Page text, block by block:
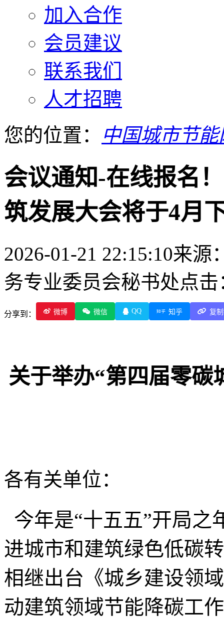
加入合作
会员建议
联系我们
人才招聘
您的位置：
中国城市节能
会议通知-在线报名
筑发展大会将于4月
2026-01-21 22:15:10来源
务专业委员会秘书处点击
分享到： 微博 微信 QQ 知乎 复
关于举办“第四届零碳
各有关单位：
今年是“十五五”开局之
进城市和建筑绿色低碳
相继出台《城乡建设领
动建筑领域节能降碳工